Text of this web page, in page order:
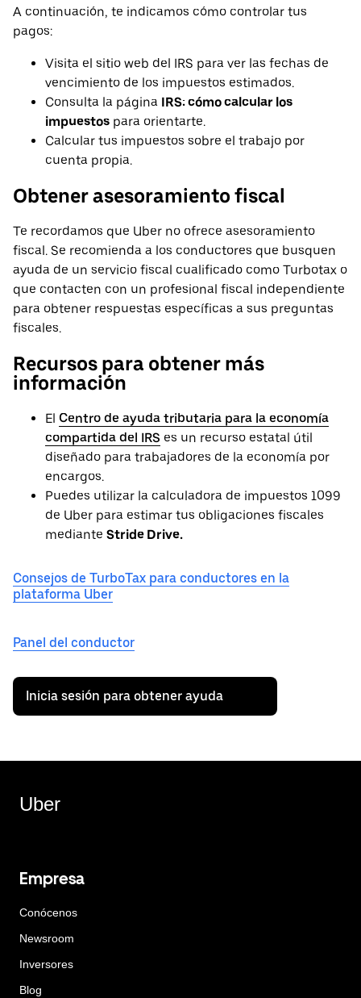
A continuación, te indicamos cómo controlar tus
pagos:
Visita el sitio web del IRS para ver las fechas de
vencimiento de los impuestos estimados.
Consulta la página IRS: cómo calcular los
impuestos para orientarte.
Calcular tus impuestos sobre el trabajo por
cuenta propia.
Obtener asesoramiento fiscal
Te recordamos que Uber no ofrece asesoramiento
fiscal. Se recomienda a los conductores que busquen
ayuda de un servicio fiscal cualificado como Turbotax o
que contacten con un profesional fiscal independiente
para obtener respuestas específicas a sus preguntas
fiscales.
Recursos para obtener más
información
El Centro de ayuda tributaria para la economía
compartida del IRS es un recurso estatal útil
diseñado para trabajadores de la economía por
encargos.
Puedes utilizar la calculadora de impuestos 1099
de Uber para estimar tus obligaciones fiscales
mediante Stride Drive.
Consejos de TurboTax para conductores en la
plataforma Uber
Panel del conductor
Inicia sesión para obtener ayuda
Uber
Empresa
Conócenos
Newsroom
Inversores
Blog